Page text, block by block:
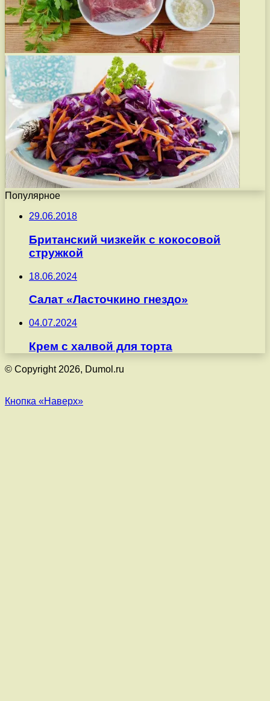
Популярное
29.06.2018
Британский чизкейк с кокосовой
стружкой
18.06.2024
Салат «Ласточкино гнездо»
04.07.2024
Крем с халвой для торта
© Copyright 2026, Dumol.ru
Кнопка «Наверх»